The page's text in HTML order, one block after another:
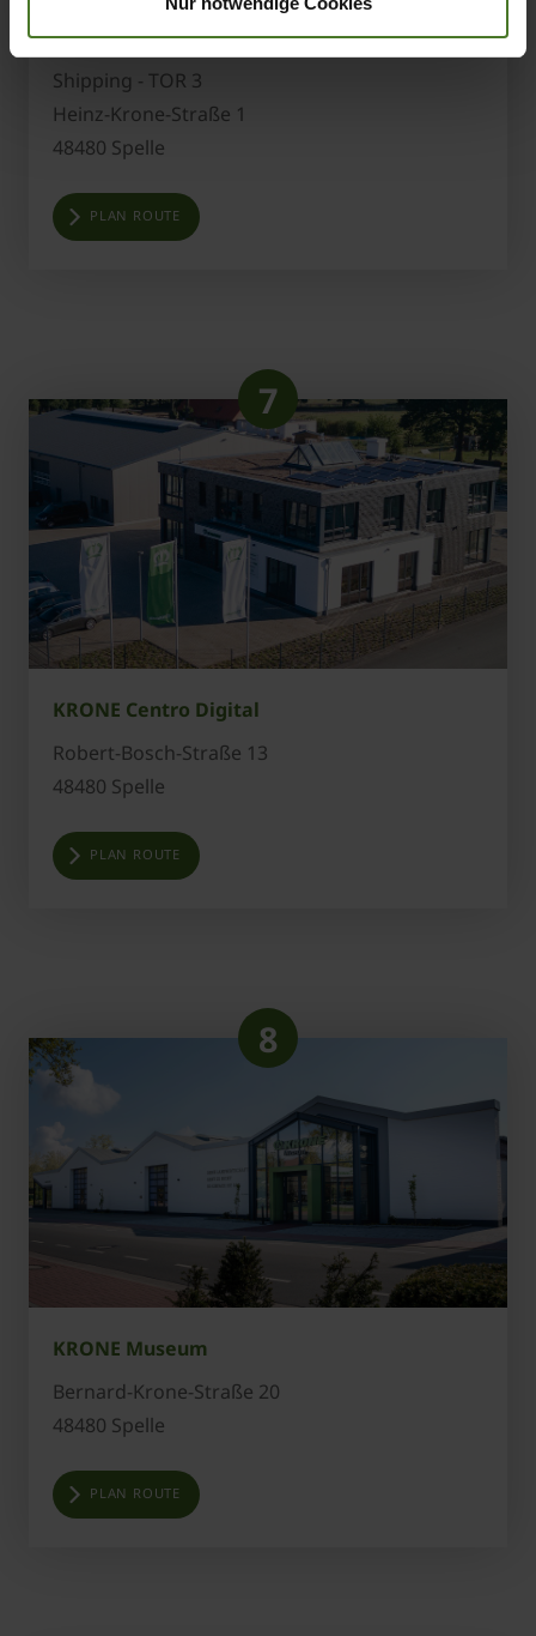
KRONE Centro logístico
Shipping - TOR 3
Heinz-Krone-Straße 1
48480 Spelle
PLAN ROUTE
7
KRONE Centro Digital
Robert-Bosch-Straße 13
48480 Spelle
PLAN ROUTE
8
KRONE Museum
Bernard-Krone-Straße 20
48480 Spelle
PLAN ROUTE